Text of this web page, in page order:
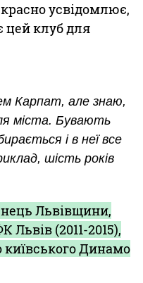
усвідомлює,
цей клуб для
Карпат, але знаю,
міста. Бувають
і в неї все
шість років
Львівщини,
Львів (2011-2015),
київського Динамо